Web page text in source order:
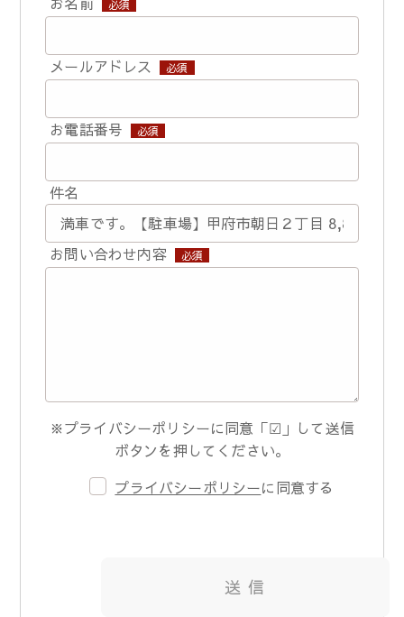
必須
メールアドレス 必須
お電話番号 必須
件名
お問い合わせ内容 必須
※プライバシーポリシーに同意「☑」して送信
ボタンを押してください。
プライバシーポリシーに同意する